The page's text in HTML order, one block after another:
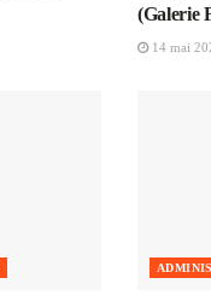
(Galerie
14 mai